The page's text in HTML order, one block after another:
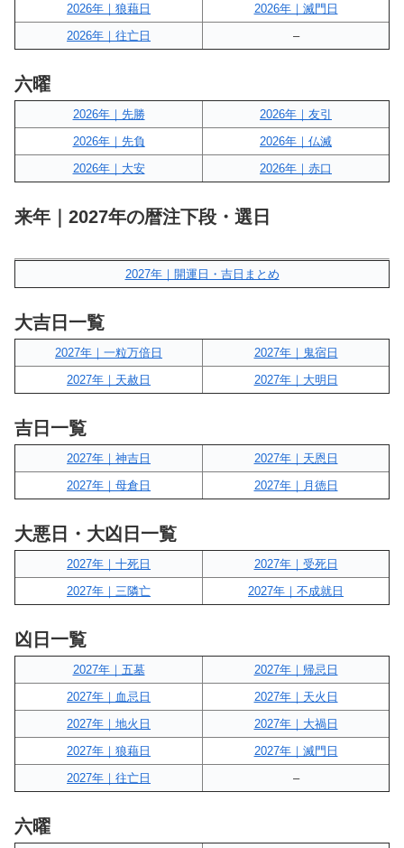
2026年｜狼藉日
2026年｜滅門日
2026年｜往亡日
–
六曜
2026年｜先勝
2026年｜友引
2026年｜先負
2026年｜仏滅
2026年｜大安
2026年｜赤口
来年｜2027年の暦注下段・選日
2027年｜開運日・吉日まとめ
大吉日一覧
2027年｜一粒万倍日
2027年｜鬼宿日
2027年｜天赦日
2027年｜大明日
吉日一覧
2027年｜神吉日
2027年｜天恩日
2027年｜母倉日
2027年｜月徳日
大悪日・大凶日一覧
2027年｜十死日
2027年｜受死日
2027年｜三隣亡
2027年｜不成就日
凶日一覧
2027年｜五墓
2027年｜帰忌日
2027年｜血忌日
2027年｜天火日
2027年｜地火日
2027年｜大禍日
2027年｜狼藉日
2027年｜滅門日
2027年｜往亡日
–
六曜